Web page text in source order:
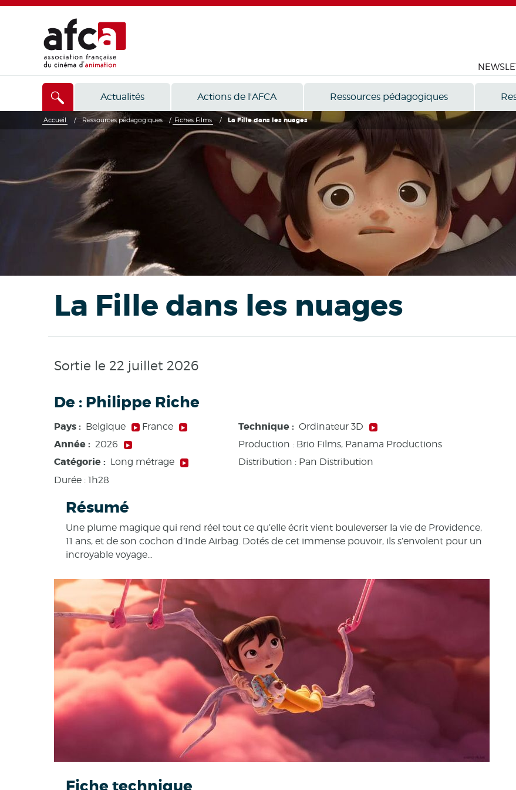
Actualités Actions de l'AFCA Ressources pédagogiques
Accueil / Ressources pédagogiques / Fiches Films / La Fille dans les nuages
La Fille dans les nuages
Sortie le 22 juillet 2026
De : Philippe Riche
Pays : Belgique France
Année : 2026
Catégorie : Long métrage
Durée : 1h28
Technique : Ordinateur 3D
Production : Brio Films, Panama Productions
Distribution : Pan Distribution
Résumé
Une plume magique qui rend réel tout ce qu’elle écrit vient bouleverser la vie de Providence,
11 ans, et de son cochon d’Inde Airbag. Dotés de cet immense pouvoir, ils s’envolent pour un
incroyable voyage…